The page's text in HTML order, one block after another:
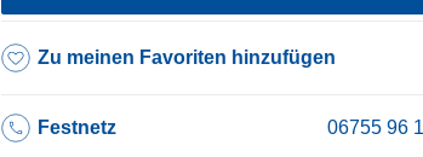
Zu meinen Favoriten hinzufügen
Festnetz